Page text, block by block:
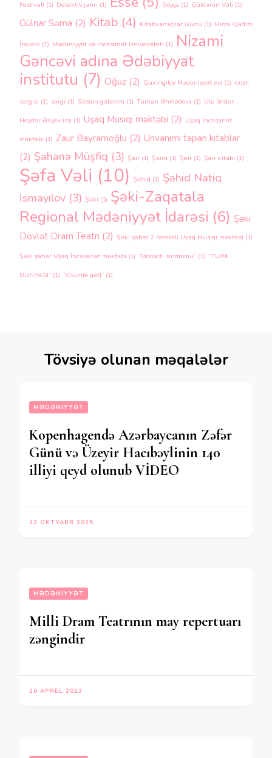
Festivalı (1) Detektiv janrı (1) Göyçə (1) Güldərən Vəli (1)
Gülnar Səma (2) Kitab (4) Kitabxanaçılar Günü (1) Mirzə Qədim
İrəvani (1) Mədəniyyət və İncəsənət Universiteti (1) Nizami
Gəncəvi adına Ədəbiyyat
institutu (7) Oğuz (2) Qaxingiloy Mədəniyyət evi (1) rəsm
sərgisi (1) sərgi (1) Səsinə gələrəm (1) Türkan Əhmədova (1) Ulu öndər
Heydər Əliyev irsi (1) Uşaq Musiqi məktəbi (2) Uşaq İncəsənət
məktəbi (1) Zaur Bayramoğlu (2) Ünvanımı tapan kitablar
(2) Şahanə Müşfiq (3) Şair (1) Şairə (1) Şeir (1) Şeir kitabı (1)
Şəfa Vəli (10) Şəhid (1) Şəhid Natiq
İsmayılov (3) Şəki (1) Şəki-Zaqatala
Regional Mədəniyyət İdarəsi (6) Şəki
Dövlət Dram Teatrı (2) Şəki şəhər 2 nömrəli Uşaq Musiqi məktəbi (1)
Şəki şəhər Uşaq İncəsənət məktəbi (1) “Moriarti sindromu” (1) “TÜRK
DÜNYASI” (1) “Ölümlə qətl” (1)
Tövsiyə olunan məqalələr
MƏDƏNIYYƏT
Kopenhagendə Azərbaycanın Zəfər
Günü və Üzeyir Hacıbəylinin 140
illiyi qeyd olunub VİDEO
12 OKTYABR 2025
MƏDƏNIYYƏT
Milli Dram Teatrının may repertuarı
zəngindir
26 APREL 2023